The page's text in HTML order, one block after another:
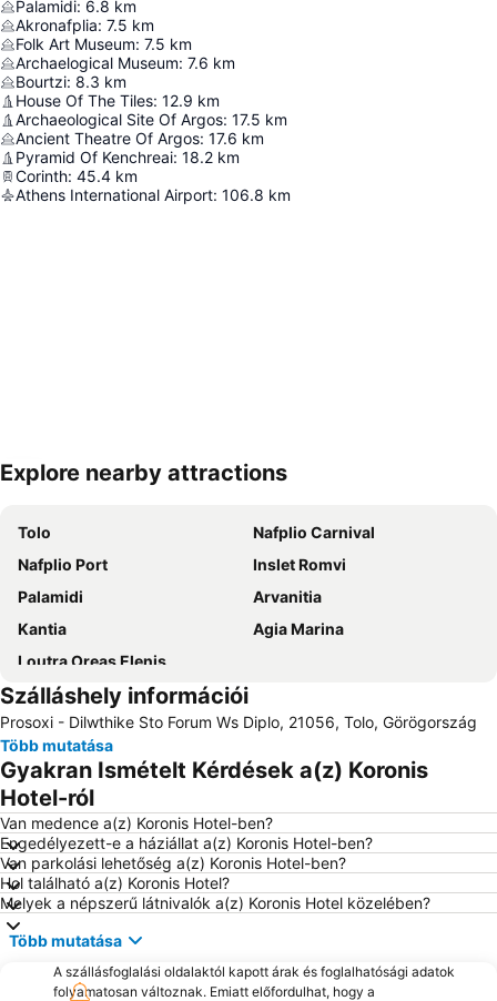
Palamidi: 6.8 km
Akronafplia: 7.5 km
Folk Art Museum: 7.5 km
Archaelogical Museum: 7.6 km
Bourtzi: 8.3 km
House Of The Tiles: 12.9 km
Archaeological Site Of Argos: 17.5 km
Ancient Theatre Of Argos: 17.6 km
Pyramid Of Kenchreai: 18.2 km
Corinth: 45.4 km
Athens International Airport: 106.8 km
Nagy méretű térkép
Explore nearby attractions
Tolo
Nafplio Carnival
Nafplio Port
Inslet Romvi
Palamidi
Arvanitia
Kantia
Agia Marina
Loutra Oreas Elenis
Szálláshely információi
Prosoxi - Dilwthike Sto Forum Ws Diplo, 21056, Tolo, Görögország
Több mutatása
Gyakran Ismételt Kérdések a(z) Koronis
Hotel-ról
Van medence a(z) Koronis Hotel-ben?
Engedélyezett-e a háziállat a(z) Koronis Hotel-ben?
Van parkolási lehetőség a(z) Koronis Hotel-ben?
Hol található a(z) Koronis Hotel?
Melyek a népszerű látnivalók a(z) Koronis Hotel közelében?
Több mutatása
A szállásfoglalási oldalaktól kapott árak és foglalhatósági adatok
folyamatosan változnak. Emiatt előfordulhat, hogy a